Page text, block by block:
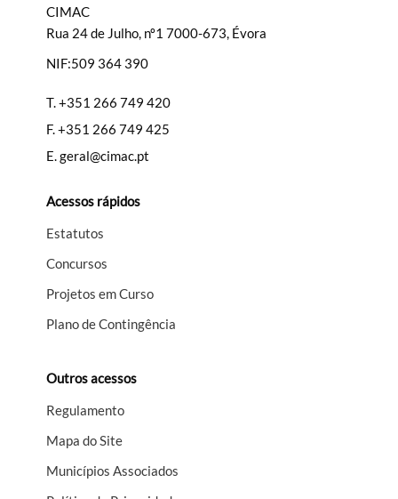
CIMAC
Rua 24 de Julho, nº1 7000-673, Évora
NIF:509 364 390
T.+351 266 749 420
F.+351 266 749 425
E.geral@cimac.pt
Acessos rápidos
Estatutos
Concursos
Projetos em Curso
Plano de Contingência
Outros acessos
Regulamento
Mapa do Site
Municípios Associados